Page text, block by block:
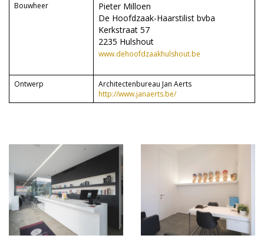
Bouwheer
Pieter Milloen
De Hoofdzaak-Haarstilist bvba
Kerkstraat 57
2235 Hulshout
www.dehoofdzaakhulshout.be
Ontwerp
Architectenbureau Jan Aerts
http://www.janaerts.be/